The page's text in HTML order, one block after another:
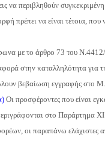
να περιβληθούν
πρέπει να είναι τέτοια,
με το άρθρο 73 του
στην καταλληλότητα για
βεβαίωση εγγραφής στο
Οι προσφέροντες που είναι
στο Παράρτημα
οι παραπάνω ελάχιστες